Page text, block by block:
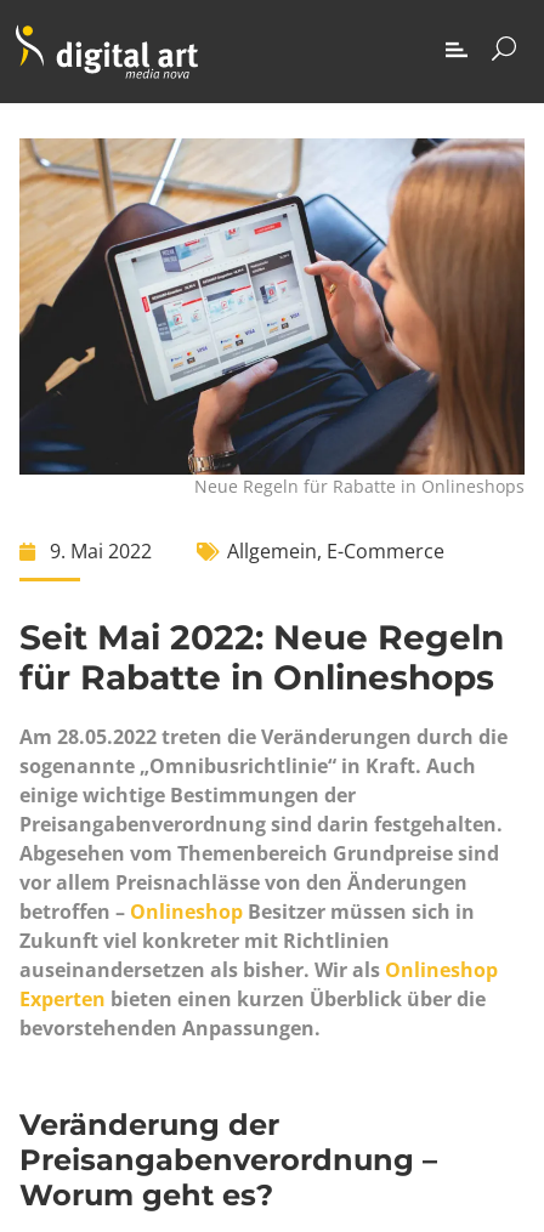
Neue Regeln für Rabatte in Onlineshops
9. Mai 2022 Allgemein, E-Commerce
Seit Mai 2022: Neue Regeln
für Rabatte in Onlineshops
Am 28.05.2022 treten die Veränderungen durch die
sogenannte „Omnibusrichtlinie“ in Kraft. Auch
einige wichtige Bestimmungen der
Preisangabenverordnung sind darin festgehalten.
Abgesehen vom Themenbereich Grundpreise sind
vor allem Preisnachlässe von den Änderungen
betroffen – Onlineshop Besitzer müssen sich in
Zukunft viel konkreter mit Richtlinien
auseinandersetzen als bisher. Wir als Onlineshop
Experten bieten einen kurzen Überblick über die
bevorstehenden Anpassungen.
Veränderung der
Preisangabenverordnung –
Worum geht es?